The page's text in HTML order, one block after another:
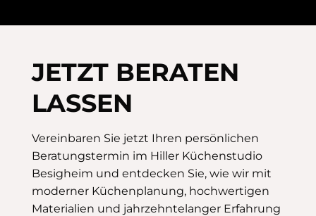
JETZT BERATEN
LASSEN
Vereinbaren Sie jetzt Ihren persönlichen
Beratungstermin im Hiller Küchenstudio
Besigheim und entdecken Sie, wie wir mit
moderner Küchenplanung, hochwertigen
Materialien und jahrzehntelanger Erfahrung